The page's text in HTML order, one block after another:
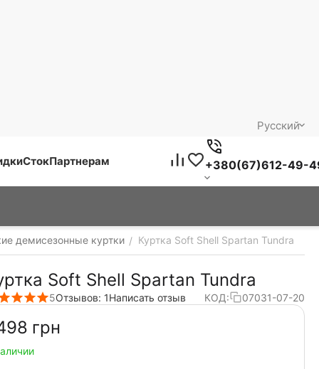
Русский
СтокПартнерам +380(67)612-49-
демисезонные куртки / Куртка Soft Shell Spartan Tundra
Soft Shell Spartan Tundra
5Отзывов: 1Написать отзыв КОД: 07031-07-20
грн